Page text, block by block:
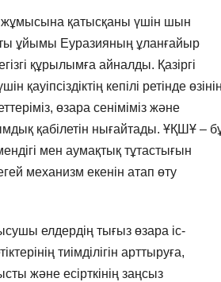
жұмысына қатысқаны үшін шын
ұйымы Еуразияның ұланғайыр
құрылымға айналды. Қазіргі
кепілі ретінде
өзара сеніміміз және
қабілетін нығайтады. ҰҚШҰ –
мен аумақтық тұтастығын
механизм екенін атап өту
елдердің тығыз өзара іс-
тиімділігін арттыруға,
және есірткінің заңсыз